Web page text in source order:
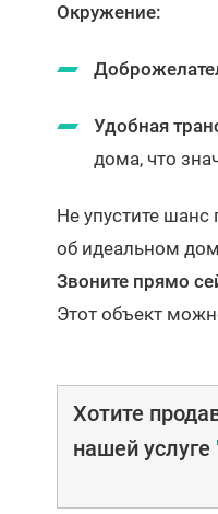
Окружение:
Удобная
дома, что
Не упустите
об идеальном
Звоните прямо
Этот объект
Хотите
нашей услуге